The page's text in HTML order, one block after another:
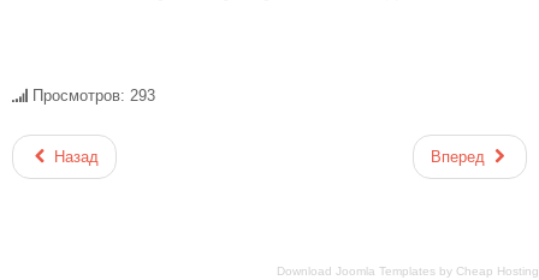
Download Joomla Templates by Cheap Hosting
Просмотров: 293
Назад Вперед